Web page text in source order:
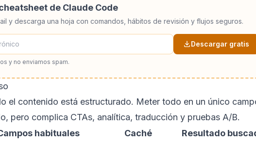
de Claude Code
y descarga una hoja con comandos, hábitos de revisión y flujos seguros.
Descargar gratis
y no enviamos spam.
el contenido está estructurado. Meter todo en un único
pero complica CTAs, analítica, traducción y pruebas A/B.
habituales Caché Resultado